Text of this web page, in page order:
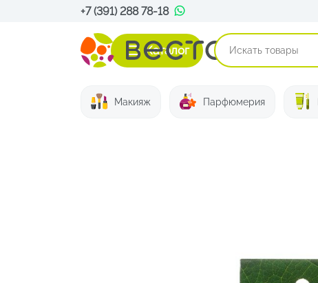
+7 (391) 288 78-18
Каталог
Макияж Парфюмерия